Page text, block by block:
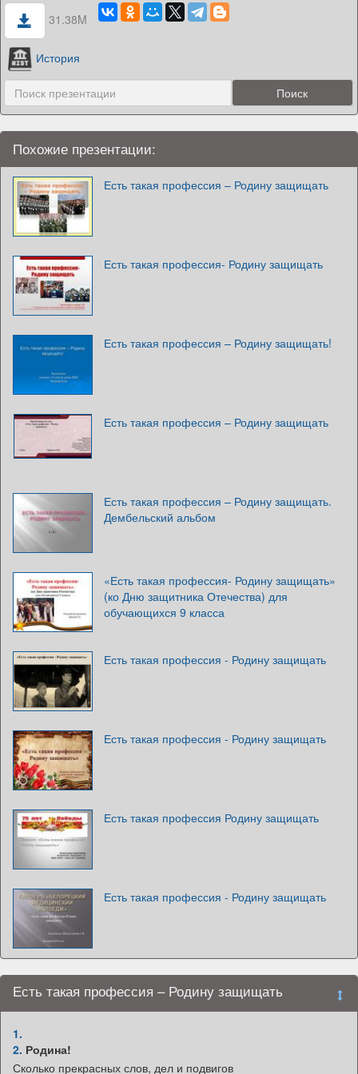
31.38M
История
Похожие презентации:
Есть такая профессия – Родину защищать
Есть такая профессия- Родину защищать
Есть такая профессия – Родину защищать!
Есть такая профессия – Родину защищать
Есть такая профессия – Родину защищать.
Дембельский альбом
«Есть такая профессия- Родину защищать»
(ко Дню защитника Отечества) для
обучающихся 9 класса
Есть такая профессия - Родину защищать
Есть такая профессия - Родину защищать
Есть такая профессия Родину защищать
Есть такая профессия - Родину защищать
Есть такая профессия – Родину защищать
1.
2. Родина!
Сколько прекрасных слов, дел и подвигов